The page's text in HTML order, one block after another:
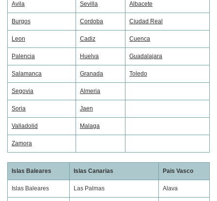
Avila Sevilla Albacete
Burgos Cordoba Ciudad Real
Leon Cadiz Cuenca
Palencia Huelva Guadalajara
Salamanca Granada Toledo
Segovia Almeria
Soria Jaen
Valladolid Malaga
Zamora
Islas Baleares Islas Canarias Pais Vasco
Islas Baleares Las Palmas Alava